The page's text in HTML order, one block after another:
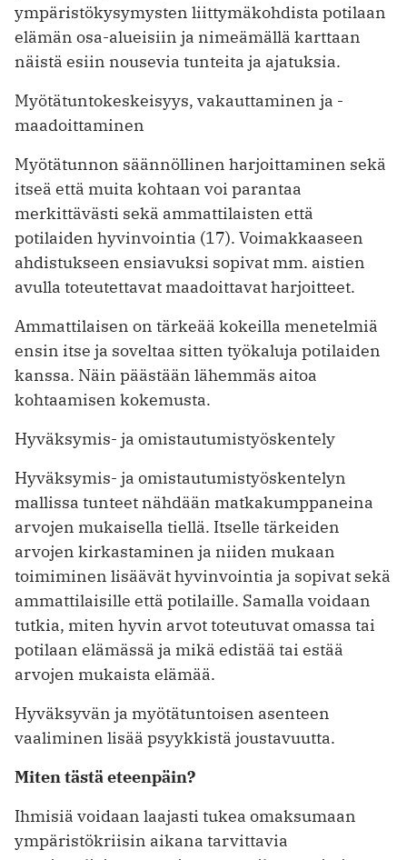
ympäristökysymysten liittymäkohdista potilaan
elämän osa-alueisiin ja nimeämällä karttaan
näistä esiin nousevia tunteita ja ajatuksia.
Myötätuntokeskeisyys, vakauttaminen ja ­
maadoittaminen
Myötätunnon säännöllinen harjoittaminen sekä
itseä että muita kohtaan voi parantaa
merkittävästi sekä ammattilaisten että
potilaiden hyvinvointia (17). Voimakkaaseen
ahdistukseen ensiavuksi sopivat mm. aistien
avulla ­toteutettavat maadoittavat harjoitteet.
Ammattilaisen on tärkeää kokeilla menetelmiä
ensin itse ja soveltaa sitten työkaluja potilaiden
kanssa. Näin päästään lähemmäs aitoa
kohtaamisen kokemusta.
Hyväksymis- ja omistautumistyöskentely
Hyväksymis- ja omistautumistyöskentelyn
mallissa tunteet nähdään matkakumppaneina
arvojen mukaisella tiellä. Itselle tärkeiden
arvojen kirkastaminen ja niiden mukaan
toimiminen lisäävät hyvinvointia ja sopivat sekä
ammattilaisille että potilaille. Samalla voidaan
tutkia, miten hyvin arvot ­toteutuvat omassa tai
potilaan elämässä ja mikä edistää tai ­estää
arvojen mukaista elämää.
Hyväksyvän ja myötätuntoisen asenteen
vaaliminen lisää psyykkistä joustavuutta.
Miten tästä eteenpäin?
Ihmisiä voidaan laajasti tukea omaksumaan
ympäristökriisin aikana tarvittavia